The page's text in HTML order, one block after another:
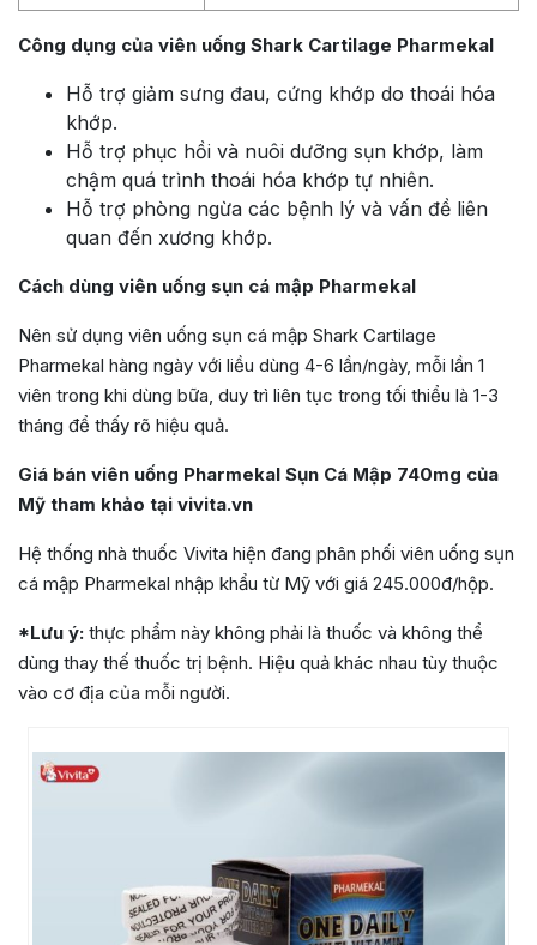
Công dụng của viên uống Shark Cartilage Pharmekal
Hỗ trợ giảm sưng đau, cứng khớp do thoái hóa
khớp.
Hỗ trợ phục hồi và nuôi dưỡng sụn khớp, làm
chậm quá trình thoái hóa khớp tự nhiên.
Hỗ trợ phòng ngừa các bệnh lý và vấn đề liên
quan đến xương khớp.
Cách dùng viên uống sụn cá mập Pharmekal
Nên sử dụng viên uống sụn cá mập Shark Cartilage
Pharmekal hàng ngày với liều dùng 4-6 lần/ngày, mỗi lần 1
viên trong khi dùng bữa, duy trì liên tục trong tối thiểu là 1-3
tháng để thấy rõ hiệu quả.
Giá bán viên uống Pharmekal Sụn Cá Mập 740mg của
Mỹ tham khảo tại vivita.vn
Hệ thống nhà thuốc Vivita hiện đang phân phối viên uống sụn
cá mập Pharmekal nhập khẩu từ Mỹ với giá 245.000đ/hộp.
*Lưu ý: thực phẩm này không phải là thuốc và không thể
dùng thay thế thuốc trị bệnh. Hiệu quả khác nhau tùy thuộc
vào cơ địa của mỗi người.